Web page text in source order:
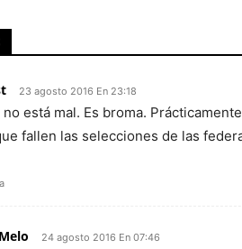
23 agosto 2016 En 23:18
no está mal. Es broma.
fallen las selecciones de las
24 agosto 2016 En 07:46